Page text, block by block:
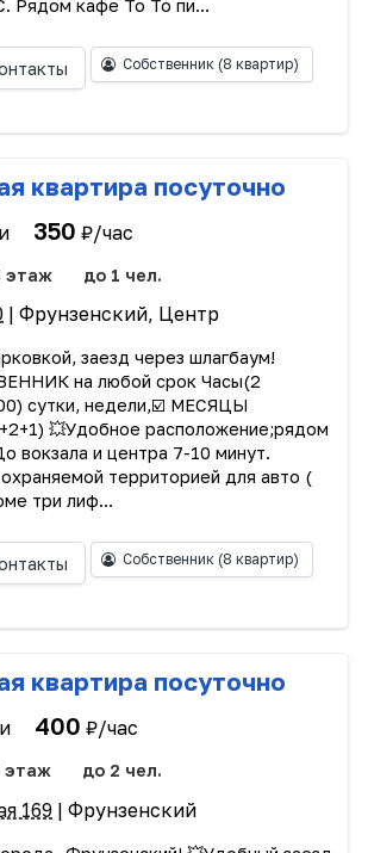
Рядом кафе То То пи...
Собственник (8 квартир)
квартира посуточно
350 ₽/час
этаж до 1 чел.
| Фрунзенский, Центр
заезд через шлагбаум!
на любой срок Часы(2
сутки, недели,☑️ МЕСЯЦЫ
💥Удобное расположение;рядом
вокзала и центра 7-10 минут.
территорией для авто (
три лиф...
Собственник (8 квартир)
квартира посуточно
400 ₽/час
этаж до 2 чел.
169 | Фрунзенский